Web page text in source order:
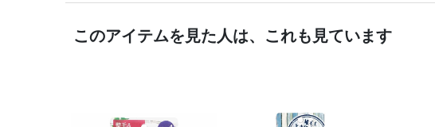
このアイテムを見た人は、これも見ています